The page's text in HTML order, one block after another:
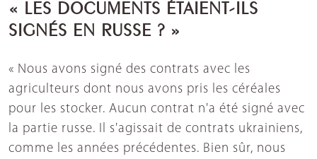
« LES DOCUMENTS ÉTAIENT-ILS
SIGNÉS EN RUSSE ? »
« Nous avons signé des contrats avec les
agriculteurs dont nous avons pris les céréales
pour les stocker. Aucun contrat n'a été signé avec
la partie russe. Il s'agissait de contrats ukrainiens,
comme les années précédentes. Bien sûr, nous